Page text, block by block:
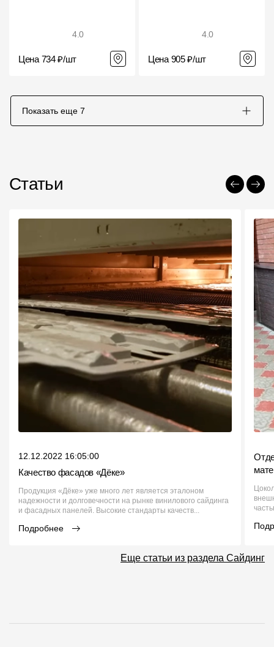
4.0
Цена 734 ₽/шт
4.0
Цена 905 ₽/шт
Показать еще 7
Статьи
12.12.2022 16:05:00
Качество фасадов «Дёке»
Продукция «Дёке» уже много лет является эталоном
надежности и долговечности на рынке винилового сайдинга
и фасадных панелей. Высокие стандарты качеств...
Подробнее
Еще статьи из раздела Сайдинг